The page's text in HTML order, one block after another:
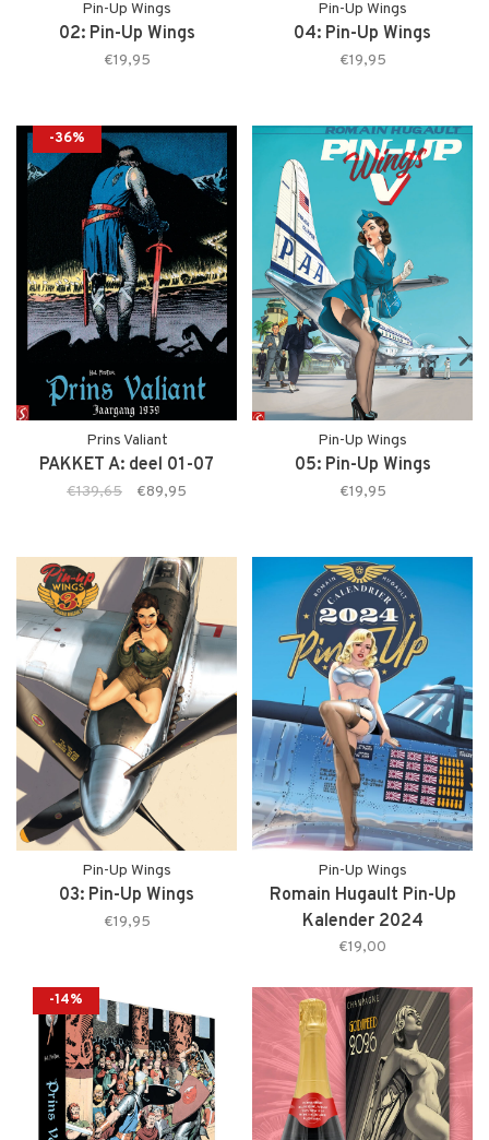
Pin-Up Wings
02: Pin-Up Wings
€19,95
Pin-Up Wings
04: Pin-Up Wings
€19,95
-36%
Prins Valiant
PAKKET A: deel 01-07
€139,65 €89,95
Pin-Up Wings
05: Pin-Up Wings
€19,95
Pin-Up Wings
03: Pin-Up Wings
€19,95
Pin-Up Wings
Romain Hugault Pin-Up
Kalender 2024
€19,00
-14%